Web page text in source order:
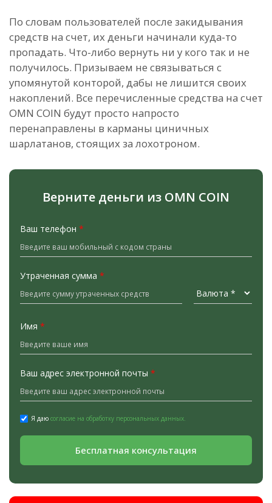
По словам пользователей после закидывания
средств на счет, их деньги начинали куда-то
пропадать. Что-либо вернуть ни у кого так и не
получилось. Призываем не связываться с
упомянутой конторой, дабы не лишится своих
накоплений. Все перечисленные средства на счет
OMN COIN будут просто напросто
перенаправлены в карманы циничных
шарлатанов, стоящих за лохотроном.
Верните деньги из OMN COIN
Ваш телефон *
Утраченная сумма *
Имя *
Ваш адрес электронной почты *
Я даю согласие на обработку персональных данных.
Бесплатная консультация